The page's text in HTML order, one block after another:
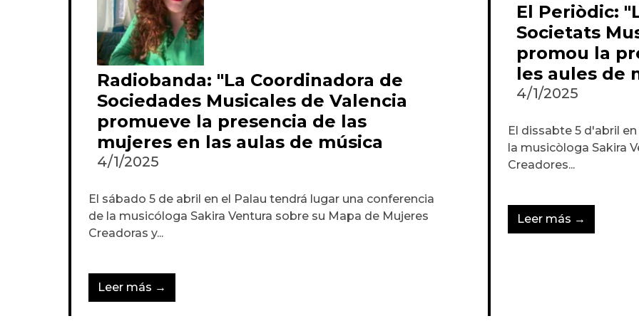
Radiobanda: "La Coordinadora de
Sociedades Musicales de Valencia
promueve la presencia de las
mujeres en las aulas de música
4/1/2025
El sábado 5 de abril en el Palau tendrá lugar una conferencia
de la musicóloga Sakira Ventura sobre su Mapa de Mujeres
Creadoras y...
Leer más →
El Periòdic:
Societats
promou la
les aules de
4/1/2025
El dissabte 5 d'abril
la musicòloga Sakira
Creadores...
Leer más →